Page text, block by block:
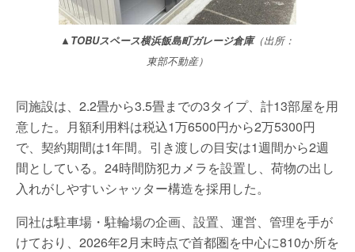
▲TOBUスペース横浜飯島町ガレージ倉庫（出所：
東部不動産）
同施設は、2.2畳から3.5畳までの3タイプ、計13部屋を用
意した。月額利用料は税込1万6500円から2万5300円
で、契約期間は1年間。引き渡しの目安は1週間から2週
間としている。24時間防犯カメラを設置し、荷物の出し
入れがしやすいシャッター構造を採用した。
同社は駐車場・駐輪場の企画、設置、運営、管理を手が
けており、2026年2月末時点で首都圏を中心に810か所を